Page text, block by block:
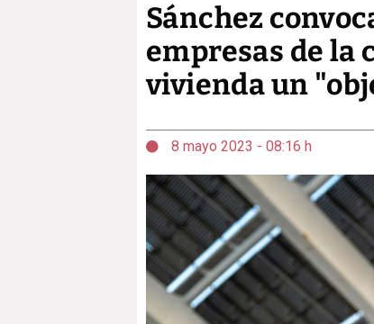
Sánchez
empresas de la
vivienda un
8 mayo 2023 - 08:16 h